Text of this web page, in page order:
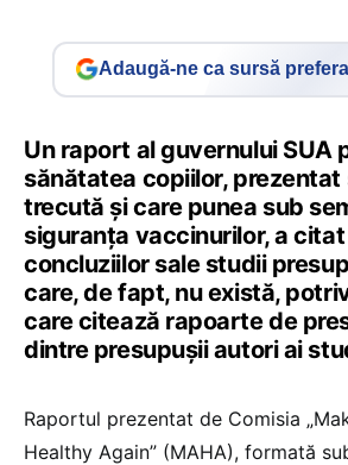
Adaugă-ne ca sursă
Un raport al guvernului SUA
sănătatea copiilor,
trecută și care punea sub
siguranța vaccinurilor, a
concluziilor sale studii
care, de fapt, nu există,
care citează rapoarte de
dintre presupușii autori ai
Raportul prezentat de Comisia
Healthy Again” (MAHA), formată